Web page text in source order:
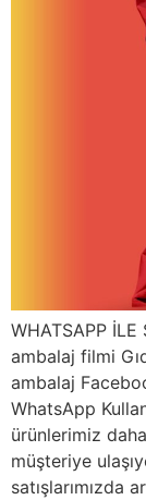
WHATSAPP İLE
ambalaj filmi
ambalaj
WhatsApp
ürünlerimiz
müşteriye
satışlarımızda